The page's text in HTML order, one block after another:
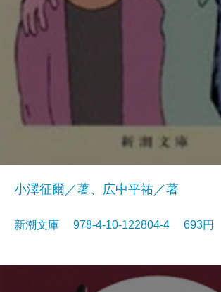
小澤征爾／著、広中平祐／著
新潮文庫 978-4-10-122804-4 693円